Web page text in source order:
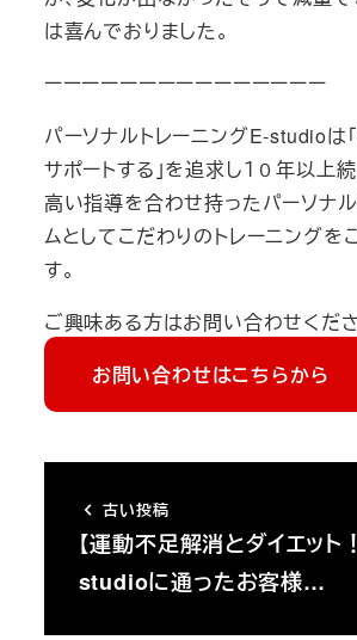
は喜んでおりました。
ーーーーーーーーーーーーーーー
パーソナルトレーニングE-studioは
サポートする」を追求し１０年以上
高い指導を合わせ持ったパーソナ
ムとしてこだわりのトレーニングを
す。
ご興味ある方はお問い合わせくださ
お問い合わせはこちらから
古い投稿
【運動不足解消とダイエット
studioに通ったお客様…